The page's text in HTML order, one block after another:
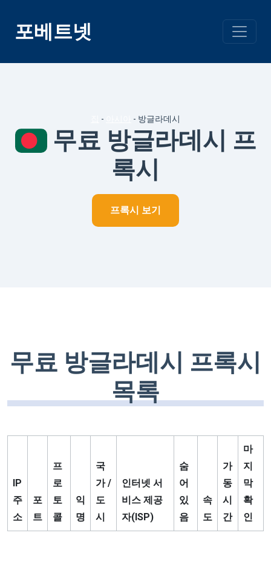
포베트넷
- - 방글라데시
무료 방글라데시 프
록시
프록시 보기
무료 방글라데시 프록시
목록
IP
주
소
포
트
프
로
토
콜
익
명
국
가 /
도
시
인터넷 서
비스 제공
자(ISP)
숨
어
있
음
속
도
가
동
시
간
마
지
막
확
인